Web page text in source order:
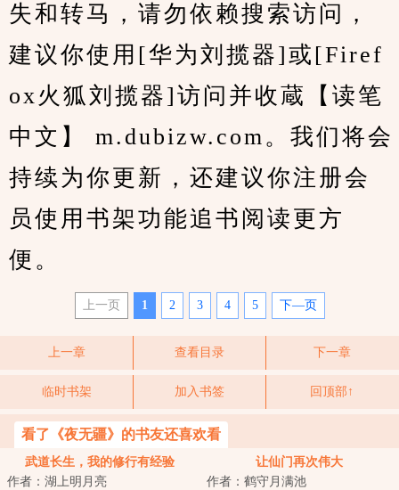
失和转马，请勿依赖搜索访问，
建议你使用[华为刘揽器]或[Firef
ox火狐刘揽器]访问并收蔵【读笔
中文】 m.dubizw.com。我们将会
持续为你更新，还建议你注册会
员使用书架功能追书阅读更方
便。
上一页 1 2 3 4 5 下—页
上一章 查看目录 下一章
临时书架 加入书签 回顶部↑
看了《夜无疆》的书友还喜欢看
武道长生，我的修行有经验
作者：湖上明月亮
让仙门再次伟大
作者：鹤守月满池